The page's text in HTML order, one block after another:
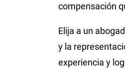
compensación
Elija a un
y la
experiencia y